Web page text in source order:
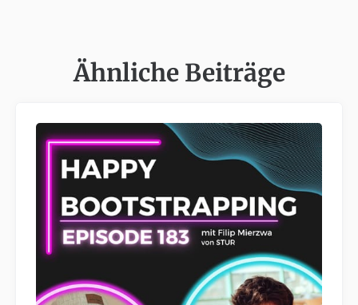
Ähnliche Beiträge